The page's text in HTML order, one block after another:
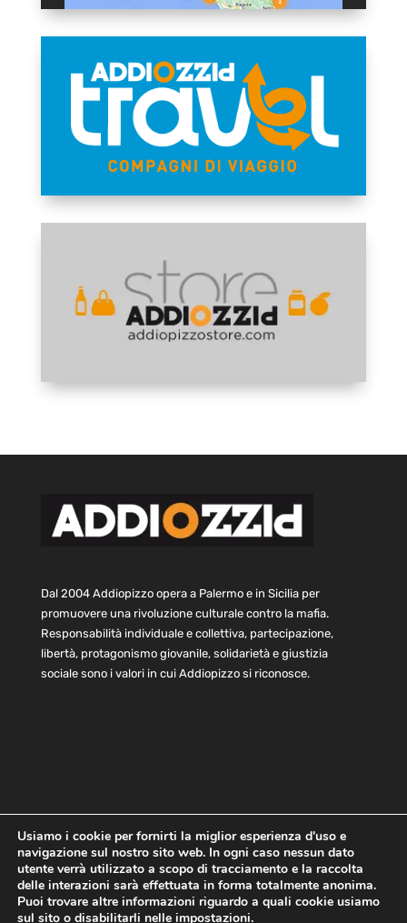
Dal 2004 Addiopizzo opera a Palermo e in Sicilia per
promuovere una rivoluzione culturale contro la mafia.
Responsabilità individuale e collettiva, partecipazione,
libertà, protagonismo giovanile, solidarietà e giustizia
sociale sono i valori in cui Addiopizzo si riconosce.
Home Statuto e bilancio
Contatti
Privacy
Cookie Child Protection Policy
Usiamo i cookie per fornirti la miglior esperienza d'uso e
navigazione sul nostro sito web. In ogni caso nessun dato
utente verrà utilizzato a scopo di tracciamento e la raccolta
delle interazioni sarà effettuata in forma totalmente anonima.
Puoi trovare altre informazioni riguardo a quali cookie usiamo
sul sito o disabilitarli nelle impostazioni.